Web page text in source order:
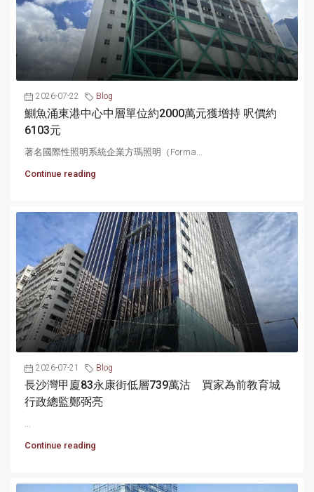
2026-07-22 Blog
鰂魚涌東港中心中層單位約2000萬元獲增持 呎價約
6103元
著名國際性照明系統企業方瑪照明（Forma...
Continue reading
2026-07-21 Blog
長沙灣甲廈83永康街低層739萬沽 買家為前教育城
行政總監鄭弼亮
...
Continue reading